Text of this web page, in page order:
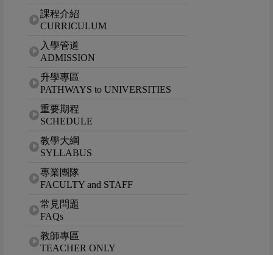
課程介紹
CURRICULUM
入學管道
ADMISSION
升學專區
PATHWAYS to UNIVERSITIES
重要期程
SCHEDULE
教學大綱
SYLLABUS
專業團隊
FACULTY and STAFF
常見問題
FAQs
教師專區
TEACHER ONLY